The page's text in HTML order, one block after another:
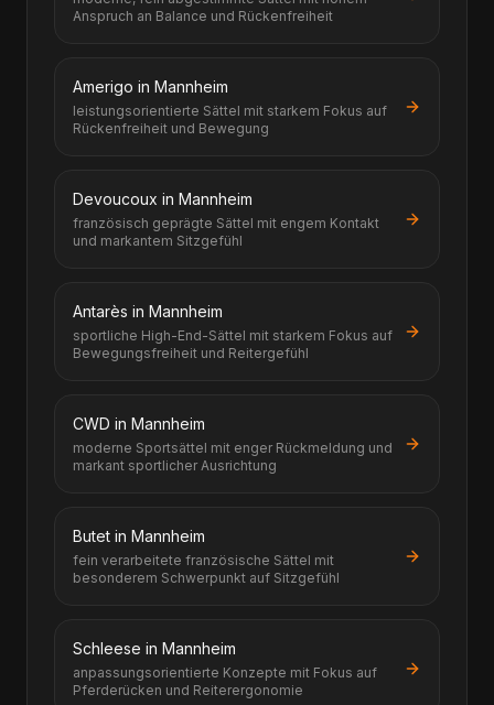
Anspruch an Balance und Rückenfreiheit
Amerigo in Mannheim
leistungsorientierte Sättel mit starkem Fokus auf
Rückenfreiheit und Bewegung
Devoucoux in Mannheim
französisch geprägte Sättel mit engem Kontakt
und markantem Sitzgefühl
Antarès in Mannheim
sportliche High-End-Sättel mit starkem Fokus auf
Bewegungsfreiheit und Reitergefühl
CWD in Mannheim
moderne Sportsättel mit enger Rückmeldung und
markant sportlicher Ausrichtung
Butet in Mannheim
fein verarbeitete französische Sättel mit
besonderem Schwerpunkt auf Sitzgefühl
Schleese in Mannheim
anpassungsorientierte Konzepte mit Fokus auf
Pferderücken und Reiterergonomie